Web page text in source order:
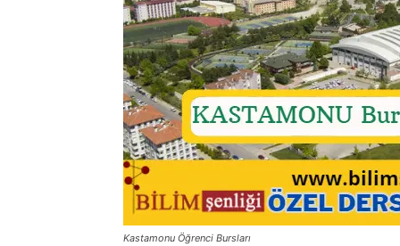
Kastamonu Öğrenci Bursları